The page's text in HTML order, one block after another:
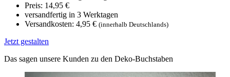
Preis: 14,95 €
versandfertig in 3 Werktagen
Versandkosten: 4,95 € (innerhalb Deutschlands)
Jetzt gestalten
Das sagen unsere Kunden zu den Deko-Buchstaben